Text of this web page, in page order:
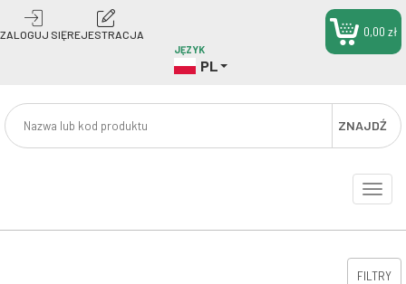
ZALOGUJ SIĘREJESTRACJA
JĘZYK
PL
ZNAJDŹ
0,00 zł
Toggle
FILTRY